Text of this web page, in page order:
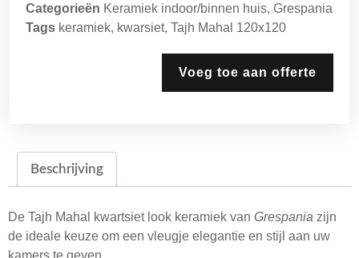
Categorieën Keramiek indoor/binnen huis, Grespania
Tags keramiek, kwarsiet, Tajh Mahal 120x120
Voeg toe aan offerte
Beschrijving
De Tajh Mahal kwartsiet look keramiek van Grespania zijn
de ideale keuze om een ​​vleugje elegantie en stijl aan uw
kamers te geven.